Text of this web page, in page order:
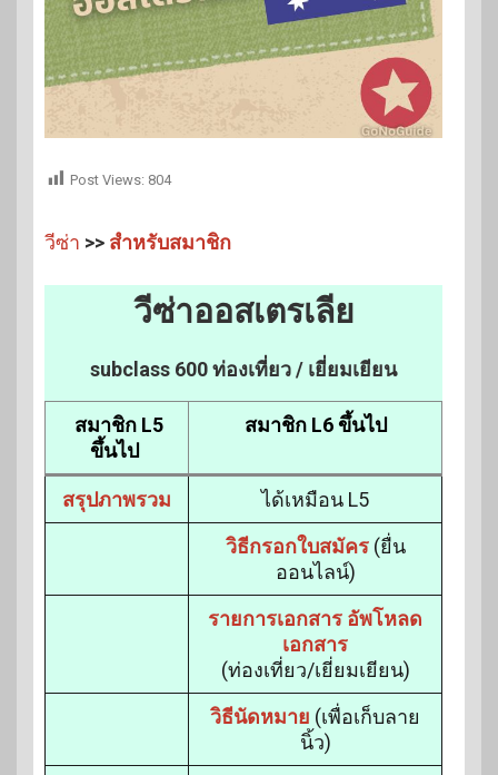
Post Views: 804
วีซ่า >> สำหรับสมาชิก
วีซ่าออสเตรเลีย
subclass 600 ท่องเที่ยว / เยี่ยมเยียน
สมาชิก L5
ขึ้นไป
สมาชิก L6 ขึ้นไป
สรุปภาพรวม
ได้เหมือน L5
วิธีกรอกใบสมัคร (ยื่น
ออนไลน์)
รายการเอกสาร อัพโหลด
เอกสาร
(ท่องเที่ยว/เยี่ยมเยียน)
วิธีนัดหมาย (เพื่อเก็บลาย
นิ้ว)